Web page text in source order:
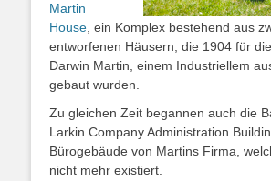
Martin
House, ein Komplex bestehend aus
entworfenen Häusern, die 1904 für
Darwin Martin, einem Industriellem
gebaut wurden.
Zu gleichen Zeit begannen auch die
Larkin Company Administration
Bürogebäude von Martins Firma,
nicht mehr existiert.